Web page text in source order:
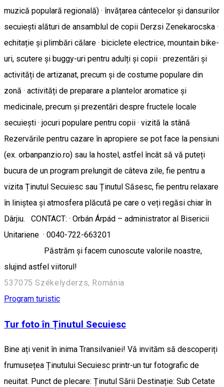
muzică populară regională) · învățarea cântecelor și dansurilor
secuiești alături de ansamblul de copii Derzsi Zenekarocska ·
echitație și plimbări călare · biciclete electrice, mountain bike-
uri, scutere și buggy-uri pentru adulți și copii · prezentări și
activități de artizanat, precum și de costume populare din
zonă · activități de preparare a plantelor aromatice și
medicinale, precum și prezentări despre fructele locale
secuiești · jocuri populare pentru copii · vizită la stână
Rezervările pentru cazare în apropiere se pot face la pensiuni
(ex. orbanpanzio.ro) sau la hostel, astfel încât să vă puteți
bucura de un program prelungit de câteva zile, fie pentru a
vizita Ținutul Secuiesc sau Ținutul Săsesc, fie pentru relaxare
în liniștea și atmosfera plăcută pe care o veți regăsi chiar în
Dârjiu. CONTACT: · Orbán Árpád – administrator al Bisericii
Unitariene · 0040-722-663201
Păstrăm și facem cunoscute valorile noastre,
slujind astfel viitorul!
537075 Székelyderzs, Románia
Program turistic
Tur foto în Ținutul Secuiesc
Bine ați venit în inima Transilvaniei! Vă invităm să descoperiți
frumusețea Ținutului Secuiesc printr-un tur fotografic de
neuitat. Punct de plecare: Ținutul Sării Destinație: Sub Cetate